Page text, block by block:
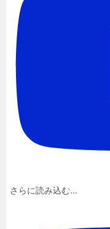
さらに読み込む...